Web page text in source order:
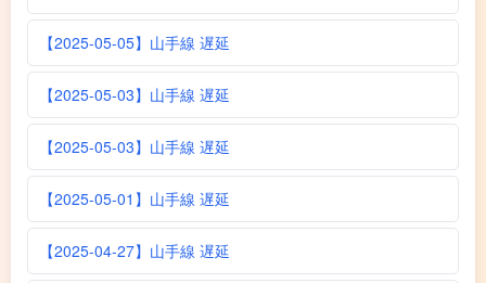
【2025-05-05】山手線 遅延
【2025-05-03】山手線 遅延
【2025-05-03】山手線 遅延
【2025-05-01】山手線 遅延
【2025-04-27】山手線 遅延